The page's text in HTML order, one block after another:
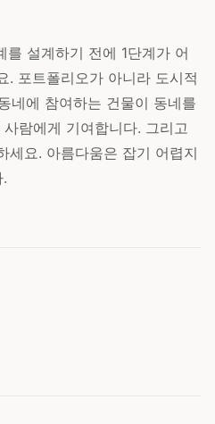
설계하기 전에 1단계가 어
. 포트폴리오가 아니라 도시적
네에 참여하는 건물이 동네를
람에게 기여합니다. 그리고
세요. 아름다움은 잡기 어렵지